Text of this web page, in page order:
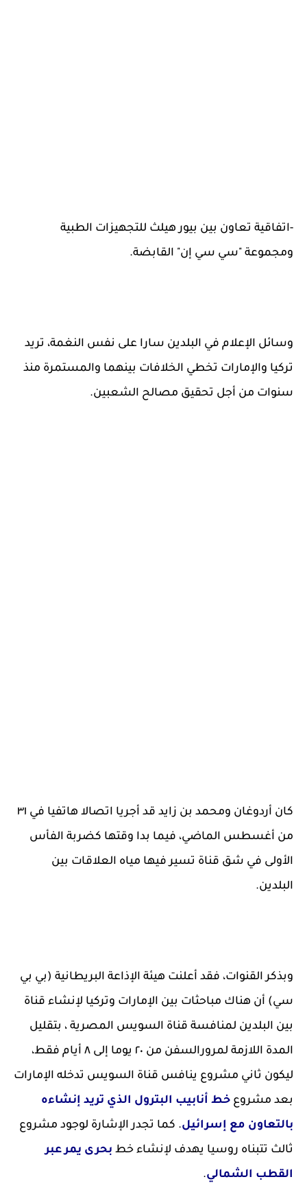
-اتفاقية تعاون بين بيور هيلث للتجهيزات الطبية
ومجموعة "سي سي إن" القابضة.
وسائل الإعلام في البلدين سارا على نفس النغمة، تريد
تركيا والإمارات تخطي الخلافات بينهما والمستمرة منذ
سنوات من أجل تحقيق مصالح الشعبين.
كان أردوغان ومحمد بن زايد قد أجريا اتصالا هاتفيا في ٣١
من أغسطس الماضي، فيما بدا وقتها كضربة الفأس
الأولى في شق قناة تسير فيها مياه العلاقات بين
البلدين.
وبذكر القنوات، فقد أعلنت هيئة الإذاعة البريطانية (بي بي
سي) أن هناك مباحثات بين الإمارات وتركيا لإنشاء قناة
بين البلدين لمنافسة قناة السويس المصرية ، بتقليل
المدة اللازمة لمرورالسفن من ٢٠ يوما إلى ٨ أيام فقط،
ليكون ثاني مشروع ينافس قناة السويس تدخله الإمارات
بعد مشروع خط أنابيب البترول الذي تريد إنشاءه
بالتعاون مع إسرائيل. كما تجدر الإشارة لوجود مشروع
ثالث تتبناه روسيا يهدف لإنشاء خط بحرى يمر عبر
القطب الشمالي.